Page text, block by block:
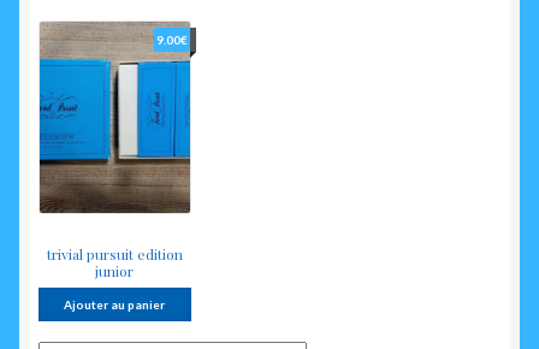
trivial pursuit edition
junior
9.00€
Ajouter au panier